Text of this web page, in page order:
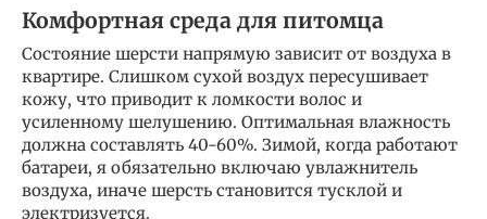
Комфортная среда для питомца
Состояние шерсти напрямую зависит от воздуха в
квартире. Слишком сухой воздух пересушивает
кожу, что приводит к ломкости волос и
усиленному шелушению. Оптимальная влажность
должна составлять 40-60%. Зимой, когда работают
батареи, я обязательно включаю увлажнитель
воздуха, иначе шерсть становится тусклой и
электризуется.